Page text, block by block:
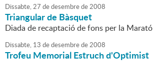
Dissabte,27 dedesembrede2008
Triangular de Bàsquet
Diada de recaptació de fons per la Marató
Dissabte, 13 dedesembrede2008
Trofeu Memorial Estruch d'Optimist